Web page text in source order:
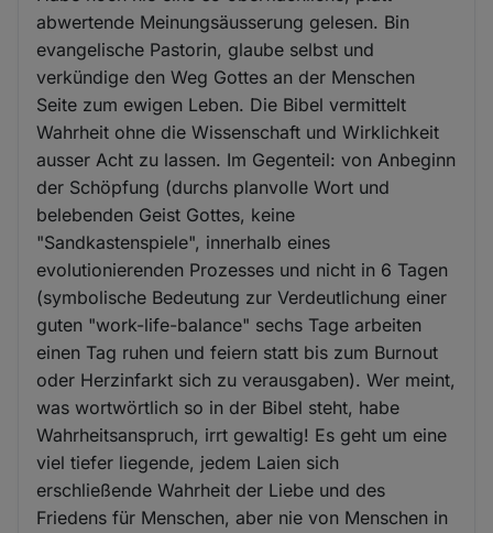
abwertende Meinungsäusserung gelesen. Bin
evangelische Pastorin, glaube selbst und
verkündige den Weg Gottes an der Menschen
Seite zum ewigen Leben. Die Bibel vermittelt
Wahrheit ohne die Wissenschaft und Wirklichkeit
ausser Acht zu lassen. Im Gegenteil: von Anbeginn
der Schöpfung (durchs planvolle Wort und
belebenden Geist Gottes, keine
"Sandkastenspiele", innerhalb eines
evolutionierenden Prozesses und nicht in 6 Tagen
(symbolische Bedeutung zur Verdeutlichung einer
guten "work-life-balance" sechs Tage arbeiten
einen Tag ruhen und feiern statt bis zum Burnout
oder Herzinfarkt sich zu verausgaben). Wer meint,
was wortwörtlich so in der Bibel steht, habe
Wahrheitsanspruch, irrt gewaltig! Es geht um eine
viel tiefer liegende, jedem Laien sich
erschließende Wahrheit der Liebe und des
Friedens für Menschen, aber nie von Menschen in